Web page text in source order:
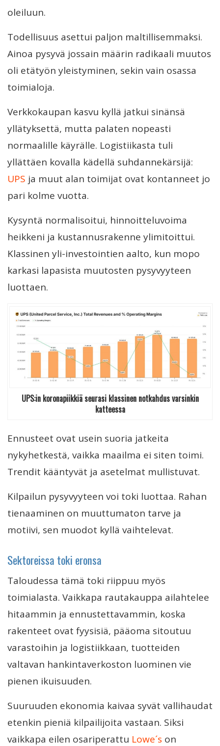
oleiluun.
Todellisuus asettui paljon maltillisemmaksi.
Ainoa pysyvä jossain määrin radikaali muutos
oli etätyön yleistyminen, sekin vain osassa
toimialoja.
Verkkokaupan kasvu kyllä jatkui sinänsä
yllätyksettä, mutta palaten nopeasti
normaalille käyrälle. Logistiikasta tuli
yllättäen kovalla kädellä suhdannekärsijä:
UPS ja muut alan toimijat ovat kontanneet jo
pari kolme vuotta.
Kysyntä normalisoitui, hinnoitteluvoima
heikkeni ja kustannusrakenne ylimitoittui.
Klassinen yli-investointien aalto, kun mopo
karkasi lapasista muutosten pysyvyyteen
luottaen.
UPS:in koronapiikkiä seurasi klassinen notkahdus varsinkin
katteessa
Ennusteet ovat usein suoria jatkeita
nykyhetkestä, vaikka maailma ei siten toimi.
Trendit kääntyvät ja asetelmat mullistuvat.
Kilpailun pysyvyyteen voi toki luottaa. Rahan
tienaaminen on muuttumaton tarve ja
motiivi, sen muodot kyllä vaihtelevat.
Sektoreissa toki eronsa
Taloudessa tämä toki riippuu myös
toimialasta. Vaikkapa rautakauppa ailahtelee
hitaammin ja ennustettavammin, koska
rakenteet ovat fyysisiä, pääoma sitoutuu
varastoihin ja logistiikkaan, tuotteiden
valtavan hankintaverkoston luominen vie
pienen ikuisuuden.
Suuruuden ekonomia kaivaa syvät vallihaudat
etenkin pieniä kilpailijoita vastaan. Siksi
vaikkapa eilen osariperattu Lowe´s on